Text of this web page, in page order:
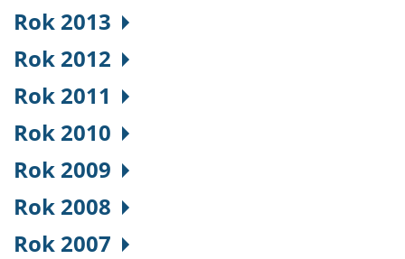
Rok 2013
Rok 2012
Rok 2011
Rok 2010
Rok 2009
Rok 2008
Rok 2007